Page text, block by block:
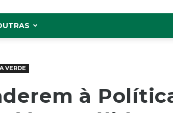
VERDE
à